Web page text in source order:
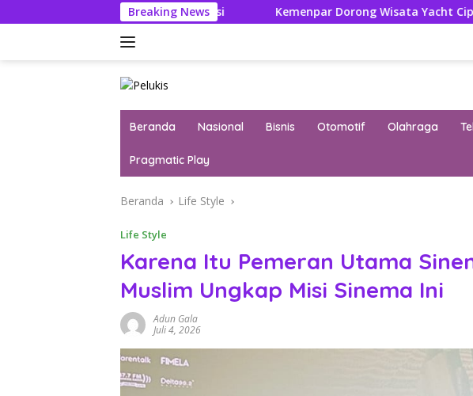
ke
Breaking News
Kemenpar Dorong Wisata Yacht Ciptakan Efek
Beranda Nasional Bisnis Otomotif Olahraga
Pragmatic Play
Beranda Life Style
Life Style
Karena Itu Pemeran Utama
Muslim Ungkap Misi Sinema Ini
Adun Gala
Juli 4, 2026